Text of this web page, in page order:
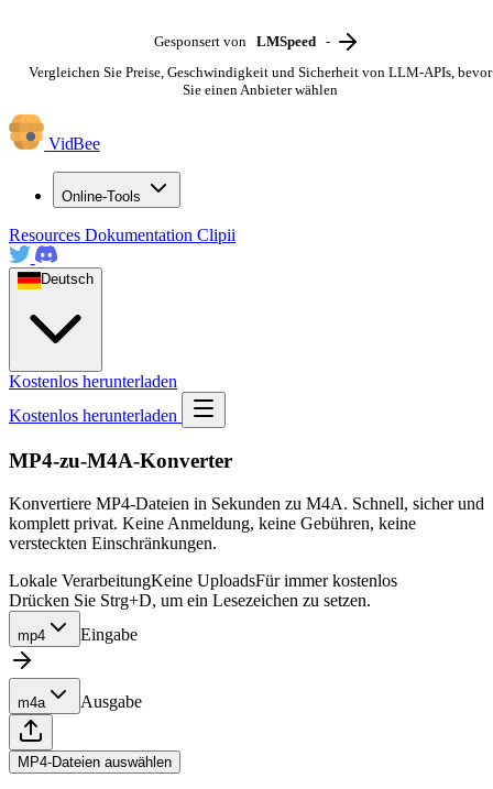
Gesponsert von LMSpeed -
Vergleichen Sie Preise, Geschwindigkeit und Sicherheit von LLM-APIs, bevor
Sie einen Anbieter wählen
VidBee
Online-Tools
Resources Dokumentation Clipii
Deutsch
Kostenlos herunterladen
Kostenlos herunterladen
MP4-zu-M4A-Konverter
Konvertiere MP4-Dateien in Sekunden zu M4A. Schnell, sicher und
komplett privat. Keine Anmeldung, keine Gebühren, keine
versteckten Einschränkungen.
Lokale VerarbeitungKeine UploadsFür immer kostenlos
Drücken Sie Strg+D, um ein Lesezeichen zu setzen.
mp4 Eingabe
m4a Ausgabe
MP4-Dateien auswählen